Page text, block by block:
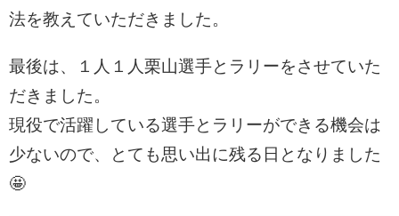
法を教えていただきました。
最後は、１人１人栗山選手とラリーをさせていた
だきました。
現役で活躍している選手とラリーができる機会は
少ないので、とても思い出に残る日となりました
🤩